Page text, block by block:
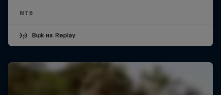
MTB
Виж на Replay